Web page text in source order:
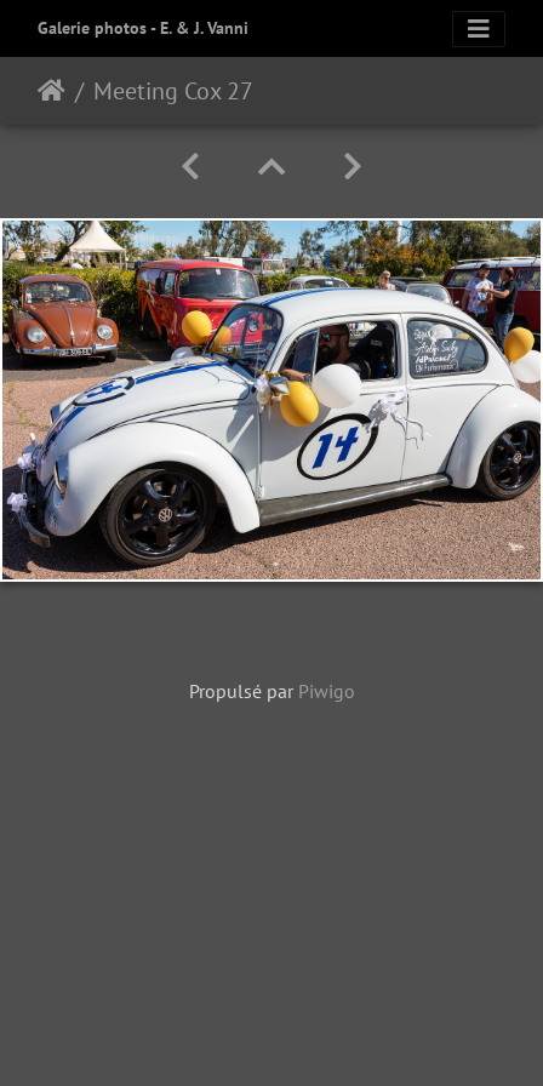
Galerie photos - E. & J. Vanni
Meeting Cox 27
Propulsé par Piwigo